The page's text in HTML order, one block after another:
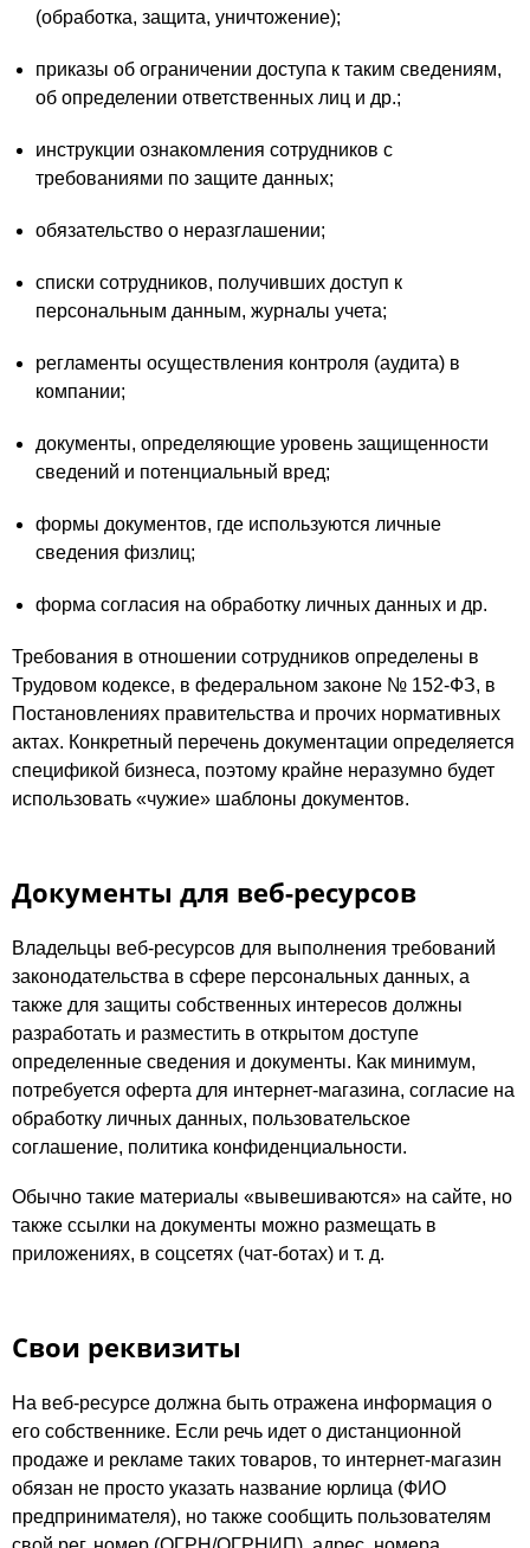
(обработка, защита, уничтожение);
приказы об ограничении доступа к таким сведениям,
об определении ответственных лиц и др.;
инструкции ознакомления сотрудников с
требованиями по защите данных;
обязательство о неразглашении;
списки сотрудников, получивших доступ к
персональным данным, журналы учета;
регламенты осуществления контроля (аудита) в
компании;
документы, определяющие уровень защищенности
сведений и потенциальный вред;
формы документов, где используются личные
сведения физлиц;
форма согласия на обработку личных данных и др.
Требования в отношении сотрудников определены в
Трудовом кодексе, в федеральном законе № 152-ФЗ, в
Постановлениях правительства и прочих нормативных
актах. Конкретный перечень документации определяется
спецификой бизнеса, поэтому крайне неразумно будет
использовать «чужие» шаблоны документов.
Документы для веб-ресурсов
Владельцы веб-ресурсов для выполнения требований
законодательства в сфере персональных данных, а
также для защиты собственных интересов должны
разработать и разместить в открытом доступе
определенные сведения и документы. Как минимум,
потребуется оферта для интернет-магазина, согласие на
обработку личных данных, пользовательское
соглашение, политика конфиденциальности.
Обычно такие материалы «вывешиваются» на сайте, но
также ссылки на документы можно размещать в
приложениях, в соцсетях (чат-ботах) и т. д.
Свои реквизиты
На веб-ресурсе должна быть отражена информация о
его собственнике. Если речь идет о дистанционной
продаже и рекламе таких товаров, то интернет-магазин
обязан не просто указать название юрлица (ФИО
предпринимателя), но также сообщить пользователям